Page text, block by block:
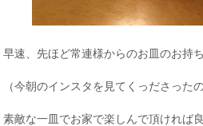
早速、先ほど常連様からのお皿のお持
（今朝のインスタを見てくっださった
素敵な一皿でお家で楽しんで頂ければ